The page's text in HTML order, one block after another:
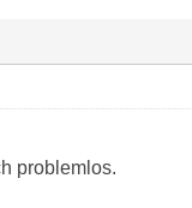
problemlos.